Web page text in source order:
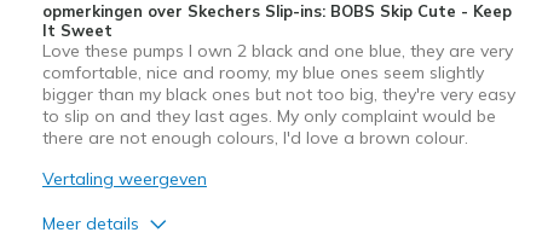
opmerkingen over Skechers Slip-ins: BOBS Skip Cute - Keep
It Sweet
Love these pumps I own 2 black and one blue, they are very
comfortable, nice and roomy, my blue ones seem slightly
bigger than my black ones but not too big, they're very easy
to slip on and they last ages. My only complaint would be
there are not enough colours, I'd love a brown colour.
Vertaling weergeven
Meer details